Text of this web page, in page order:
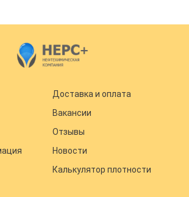
Доставка и оплата
Вакансии
Отзывы
Новости
Калькулятор плотности